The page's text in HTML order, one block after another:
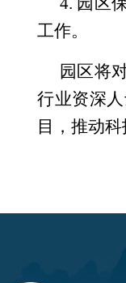
工作。
园区将
行业资深
目，推动